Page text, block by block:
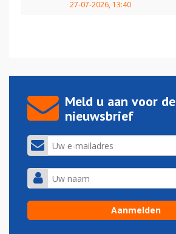
27-07-2026, 13:40
Meld u aan voor de
nieuwsbrief